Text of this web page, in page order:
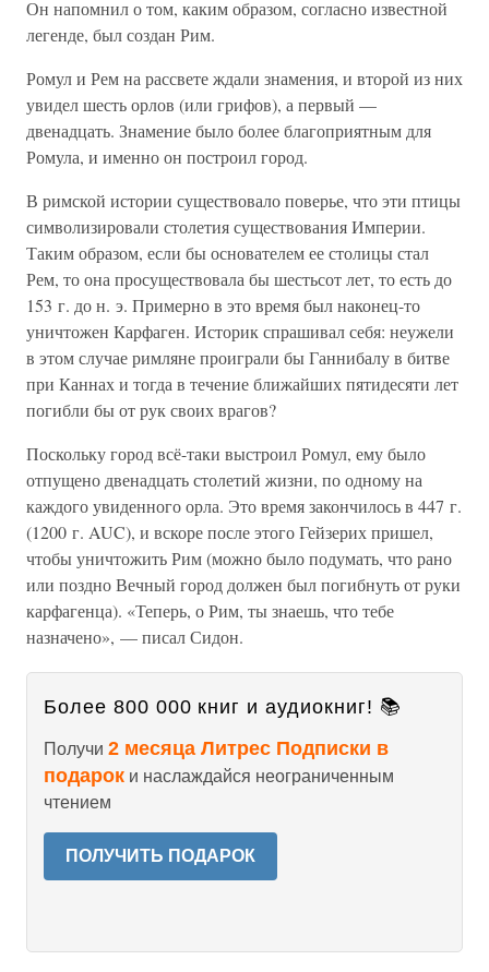
Он напомнил о том, каким образом, согласно известной
легенде, был создан Рим.
Ромул и Рем на рассвете ждали знамения, и второй из них
увидел шесть орлов (или грифов), а первый —
двенадцать. Знамение было более благоприятным для
Ромула, и именно он построил город.
В римской истории существовало поверье, что эти птицы
символизировали столетия существования Империи.
Таким образом, если бы основателем ее столицы стал
Рем, то она просуществовала бы шестьсот лет, то есть до
153 г. до н. э. Примерно в это время был наконец-то
уничтожен Карфаген. Историк спрашивал себя: неужели
в этом случае римляне проиграли бы Ганнибалу в битве
при Каннах и тогда в течение ближайших пятидесяти лет
погибли бы от рук своих врагов?
Поскольку город всё-таки выстроил Ромул, ему было
отпущено двенадцать столетий жизни, по одному на
каждого увиденного орла. Это время закончилось в 447 г.
(1200 г. AUC), и вскоре после этого Гейзерих пришел,
чтобы уничтожить Рим (можно было подумать, что рано
или поздно Вечный город должен был погибнуть от руки
карфагенца). «Теперь, о Рим, ты знаешь, что тебе
назначено», — писал Сидон.
Более 800 000 книг и аудиокниг! 📚
Получи 2 месяца Литрес Подписки в
подарок и наслаждайся неограниченным
чтением
ПОЛУЧИТЬ ПОДАРОК